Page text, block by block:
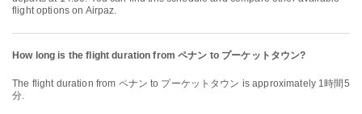
flight options on Airpaz.
How long is the flight duration from ペナン to プーケットタウン?
The flight duration from ペナン to プーケットタウン is approximately 1時間5
分.